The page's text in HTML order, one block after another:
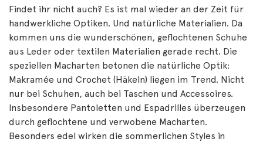
Findet ihr nicht auch? Es ist mal wieder an der Zeit für
handwerkliche Optiken. Und natürliche Materialien. Da
kommen uns die wunderschönen, geflochtenen Schuhe
aus Leder oder textilen Materialien gerade recht. Die
speziellen Macharten betonen die natürliche Optik:
Makramée und Crochet (Häkeln) liegen im Trend. Nicht
nur bei Schuhen, auch bei Taschen und Accessoires.
Insbesondere Pantoletten und Espadrilles überzeugen
durch geflochtene und verwobene Macharten.
Besonders edel wirken die sommerlichen Styles in